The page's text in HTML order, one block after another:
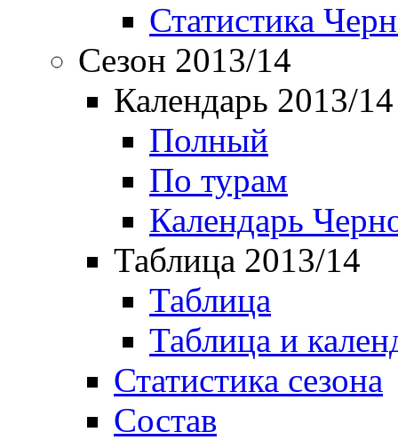
Статистика
Сезон 2013/14
Календарь 2013/14
Полный
По турам
Календарь
Таблица 2013/14
Таблица
Таблица и
Статистика сезона
Состав